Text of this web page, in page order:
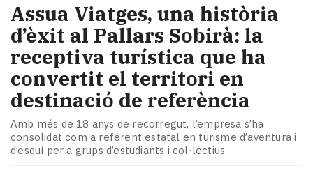
Assua Viatges, una història
d’èxit al Pallars Sobirà: la
receptiva turística que ha
convertit el territori en
destinació de referència
Amb més de 18 anys de recorregut, l’empresa s’ha
consolidat com a referent estatal en turisme d’aventura i
d’esquí per a grups d’estudiants i col·lectius